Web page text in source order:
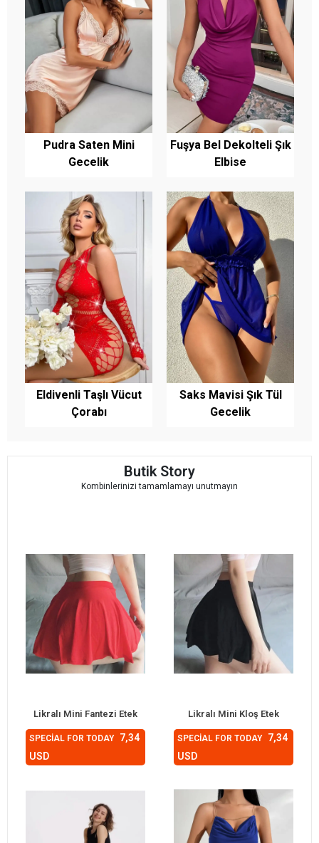
Pudra Saten Mini
Gecelik
Fuşya Bel Dekolteli Şık
Elbise
Eldivenli Taşlı Vücut
Çorabı
Saks Mavisi Şık Tül
Gecelik
Butik Story
Kombinlerinizi tamamlamayı unutmayın
Likralı Mini Fantezi Etek
SPECİAL FOR TODAY 7,34
USD
Likralı Mini Kloş Etek
SPECİAL FOR TODAY 7,34
USD